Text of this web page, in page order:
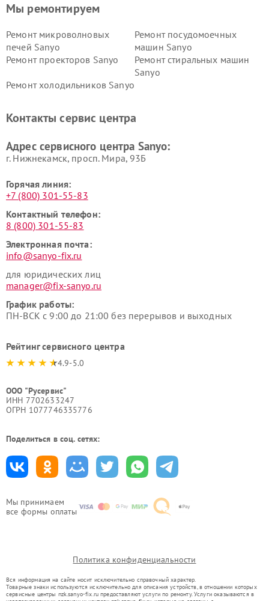
Мы принимаем
все формы оплаты
Мы ремонтируем
Ремонт микроволновых
печей Sanyo
Ремонт посудомоечных
машин Sanyo
Ремонт проекторов Sanyo
Ремонт стиральных машин
Sanyo
Ремонт холодильников Sanyo
Контакты сервис центра
Адрес сервисного центра Sanyo:
г. Нижнекамск, просп. Мира, 93Б
Горячая линия:
+7 (800) 301-55-83
Контактный телефон:
8 (800) 301-55-83
Электронная почта:
info@sanyo-fix.ru
для юридических лиц
manager@fix-sanyo.ru
График работы:
ПН-ВСК с 9:00 до 21:00 без перерывов и выходных
Рейтинг сервисного центра
4.9-5.0
ООО "Русервис"
ИНН 7702633247
ОГРН 1077746335776
Поделиться в соц. сетях:
Политика конфиденциальности
Вся информация на сайте носит исключительно справочный характер.
Товарные знаки используются исключительно для описания устройств, в отношении которых
сервисные центры nzk.sanyo-fix.ru предоставляют услуги по ремонту. Услуги оказываются в